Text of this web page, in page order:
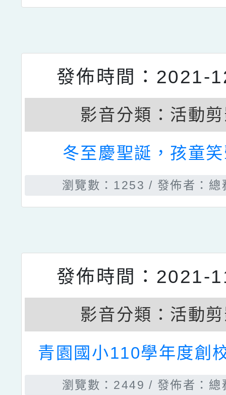
發佈時間：2022-
影音分類： 活動
110學年度健康操
瀏覽數：1783 發佈者：總